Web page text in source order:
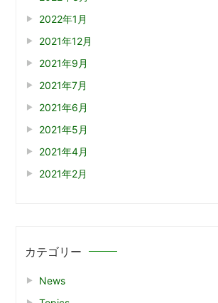
2022年1月
2021年12月
2021年9月
2021年7月
2021年6月
2021年5月
2021年4月
2021年2月
カテゴリー
News